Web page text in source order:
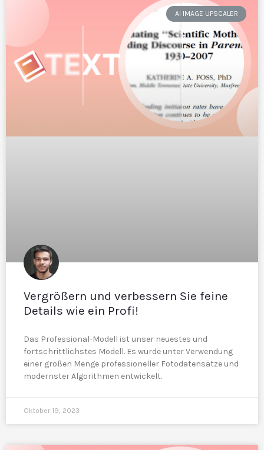
AI IMAGE UPSCALER
Vergrößern und verbessern Sie feine
Details wie ein Profi!
Das Professional-Modell ist unser neuestes und
fortschrittlichstes Modell. Es wurde unter Verwendung
einer großen Menge professioneller Fotodatensätze und
modernster Algorithmen entwickelt.
Oktober 19, 2023